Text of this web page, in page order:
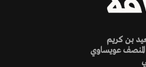
بن كريم
المنصف عويساوي